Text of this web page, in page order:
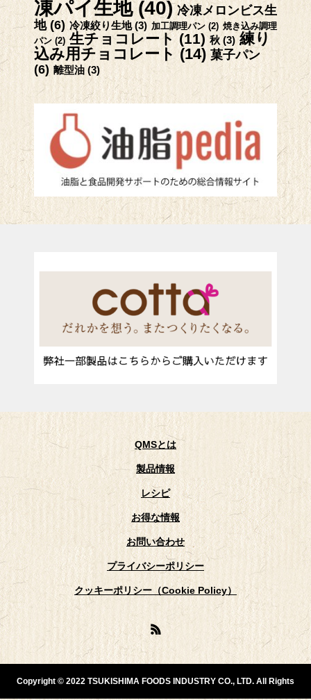
凍パイ生地(40) 冷凍メロンビス生
地(6) 冷凍絞り生地(3) 加工調理パン (2) 焼き込み調理
パン (2) 生チョコレート (11) 秋 (3) 練り
込み用チョコレート (14) 菓子パン
(6) 離型油 (3)
QMSとは
製品情報
レシピ
お得な情報
お問い合わせ
プライバシーポリシー
クッキーポリシー（Cookie Policy）
Copyright © 2022 TSUKISHIMA FOODS INDUSTRY CO., LTD. All Rights